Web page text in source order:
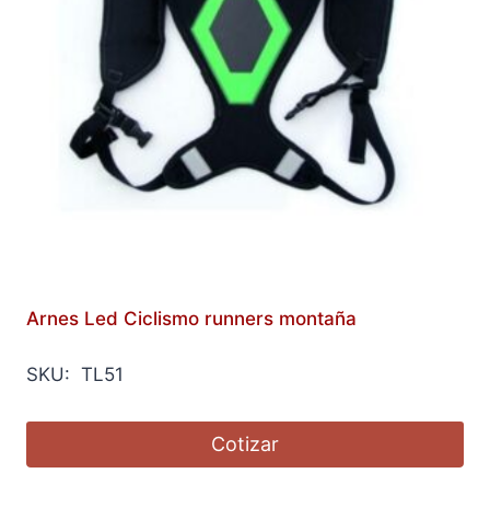
Arnes Led Ciclismo runners montaña
SKU: TL51
Cotizar